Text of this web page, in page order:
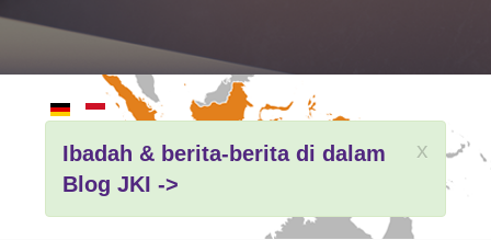
x
Ibadah & berita-berita di dalam
Blog JKI ->